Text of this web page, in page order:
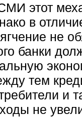
этот
в
не
банки
тем
и
не